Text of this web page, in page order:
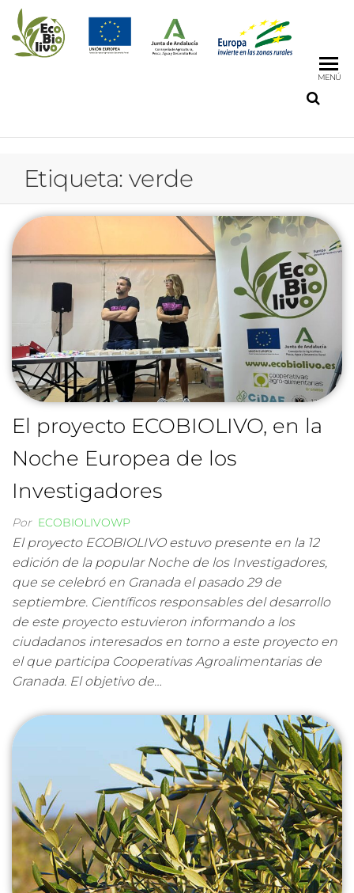
MENÚ
Etiqueta: verde
El proyecto ECOBIOLIVO, en la
Noche Europea de los
Investigadores
Por ECOBIOLIVOWP
El proyecto ECOBIOLIVO estuvo presente en la 12
edición de la popular Noche de los Investigadores,
que se celebró en Granada el pasado 29 de
septiembre. Científicos responsables del desarrollo
de este proyecto estuvieron informando a los
ciudadanos interesados en torno a este proyecto en
el que participa Cooperativas Agroalimentarias de
Granada. El objetivo de…